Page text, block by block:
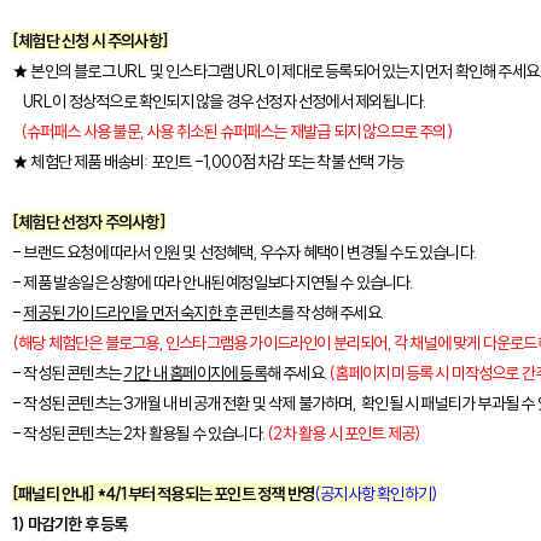
[체험단 신청 시 주의사항]
★ 본인의 블로그 URL 및 인스타그램 URL이 제대로 등록되어 있는지 먼저 확인해 주세요.
URL이 정상적으로 확인되지 않을 경우 선정자 선정에서 제외됩니다.
(슈퍼패스 사용 불문, 사용 취소된 슈퍼패스는 재발급 되지 않으므로 주의)
★ 체험단 제품 배송비: 포인트 -1,000점 차감 또는 착불 선택 가능
[체험단 선정자 주의사항]
- 브랜드 요청에 따라서 인원 및 선정혜택, 우수자 혜택이 변경될 수도 있습니다.
- 제품 발송일은 상황에 따라 안내된 예정일보다 지연될 수 있습니다.
-제공된 가이드라인을 먼저 숙지한 후콘텐츠를 작성해 주세요.
(해당 체험단은 블로그용, 인스타그램용 가이드라인이 분리되어, 각 채널에 맞게 다운로
- 작성된 콘텐츠는기간 내 홈페이지에 등록해 주세요. (홈페이지 미등록 시 미작성으로 간
- 작성된 콘텐츠는 3개월 내 비공개 전환 및 삭제 불가하며, 확인될 시 패널티가 부과될 수
- 작성된 콘텐츠는 2차 활용될 수 있습니다. (2차 활용 시 포인트 제공)
[패널티 안내] *4/1부터 적용되는 포인트 정잭 반영(공지사항 확인하기)
1) 마감기한 후 등록